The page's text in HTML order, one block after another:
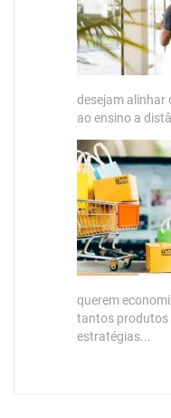
desejam alinhar
ao ensino a
querem
tantos produtos
estratégias...